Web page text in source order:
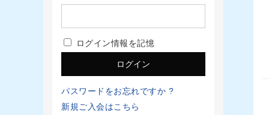
ログイン情報を記憶
パスワードをお忘れですか ?
新規ご入会はこちら